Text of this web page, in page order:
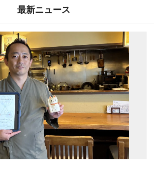
最新ニュース